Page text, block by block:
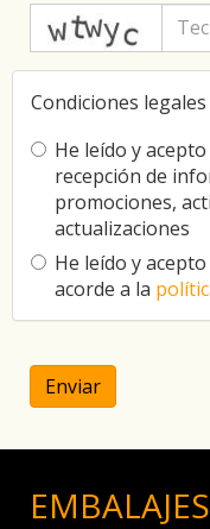
Condiciones legales
He leído y acepto
recepción de
promociones,
actualizaciones
He leído y
acorde a la
Enviar